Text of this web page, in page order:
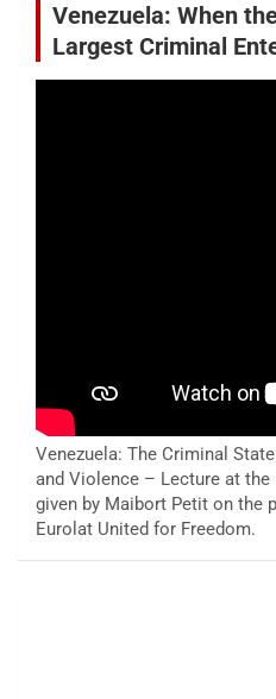
Venezuela: When
Largest Criminal
Venezuela: The Criminal
and Violence – Lecture at
given by Maibort Petit on the
Eurolat United for Freedom.